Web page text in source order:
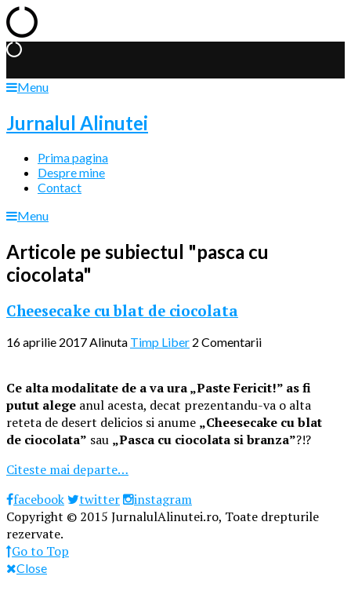
Menu
Jurnalul Alinutei
Prima pagina
Despre mine
Contact
Menu
Articole pe subiectul "pasca cu
ciocolata"
Cheesecake cu blat de ciocolata
16 aprilie 2017Alinuta Timp Liber 2 Comentarii
Ce alta modalitate de a va ura „Paste Fericit!” as fi
putut alege anul acesta, decat prezentandu-va o alta
reteta de desert delicios si anume „Cheesecake cu blat
de ciocolata” sau „Pasca cu ciocolata si branza”?!?
Citeste mai departe…
facebook
twitter
instagram
Copyright © 2015 JurnalulAlinutei.ro, Toate drepturile
rezervate.
Go to Top
Close